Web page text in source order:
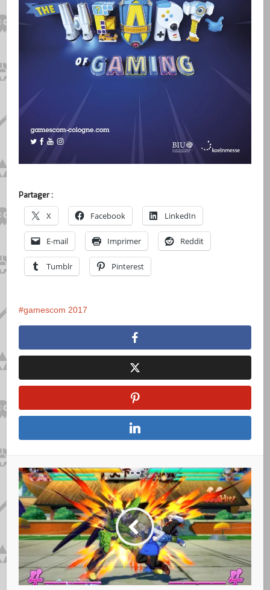
Partager :
X Facebook LinkedIn
E-mail Imprimer Reddit
Tumblr Pinterest
gamescom 2017